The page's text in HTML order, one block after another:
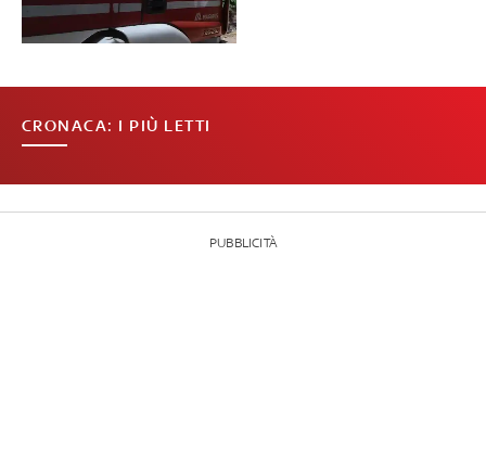
CRONACA: I PIÙ LETTI
PUBBLICITÀ